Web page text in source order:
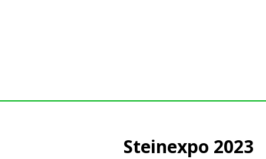
Steinexpo 2023